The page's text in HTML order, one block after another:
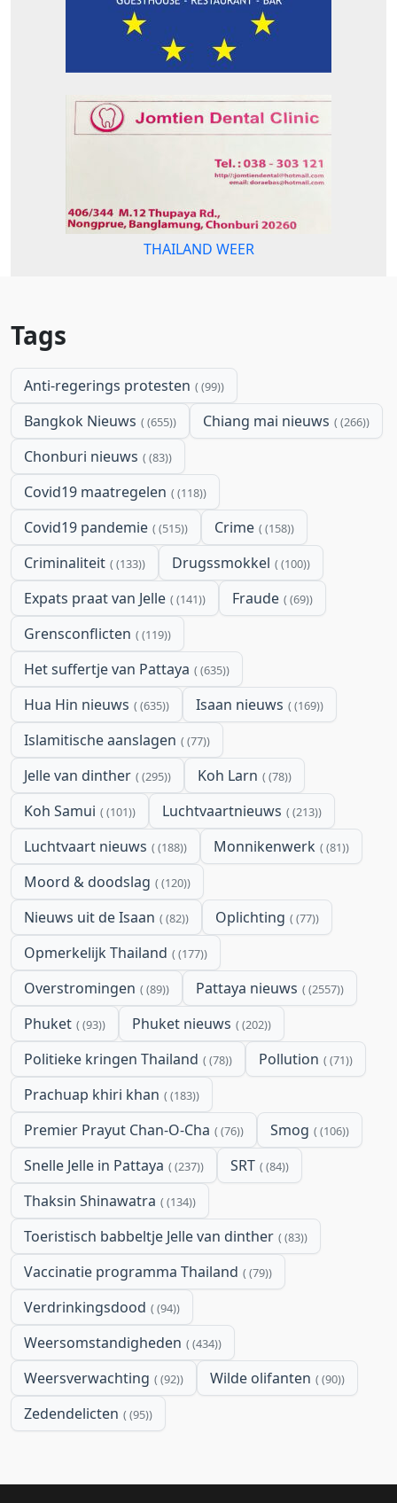
THAILAND WEER
Tags
Anti-regerings protesten (99)
Bangkok Nieuws (655) Chiang mai nieuws (266)
Chonburi nieuws (83)
Covid19 maatregelen (118)
Covid19 pandemie (515) Crime (158)
Criminaliteit (133) Drugssmokkel (100)
Expats praat van Jelle (141) Fraude (69)
Grensconflicten (119)
Het suffertje van Pattaya (635)
Hua Hin nieuws (635) Isaan nieuws (169)
Islamitische aanslagen (77)
Jelle van dinther (295) Koh Larn (78)
Koh Samui (101) Luchtvaartnieuws (213)
Luchtvaart nieuws (188) Monnikenwerk (81)
Moord & doodslag (120)
Nieuws uit de Isaan (82) Oplichting (77)
Opmerkelijk Thailand (177)
Overstromingen (89) Pattaya nieuws (2557)
Phuket (93) Phuket nieuws (202)
Politieke kringen Thailand (78) Pollution (71)
Prachuap khiri khan (183)
Premier Prayut Chan-O-Cha (76) Smog (106)
Snelle Jelle in Pattaya (237) SRT (84)
Thaksin Shinawatra (134)
Toeristisch babbeltje Jelle van dinther (83)
Vaccinatie programma Thailand (79)
Verdrinkingsdood (94)
Weersomstandigheden (434)
Weersverwachting (92) Wilde olifanten (90)
Zedendelicten (95)